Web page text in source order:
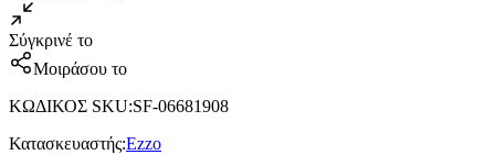
Σύγκρινέ το
Μοιράσου το
ΚΩΔΙΚΟΣ SKU:SF-06681908
Κατασκευαστής:Ezzo